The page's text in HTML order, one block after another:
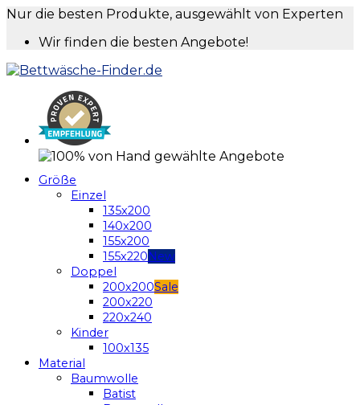
Nur die besten Produkte, ausgewählt von Experten
Wir finden die besten Angebote!
Größe
Einzel
135x200
140x200
155x200
155x220
Doppel
200x200
200x220
220x240
Kinder
100x135
Material
Baumwolle
Batist